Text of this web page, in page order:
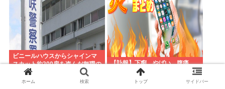
ビニールハウスからシャインマ
スカット約200房を盗んだ無職の
男逮捕 岡山
【訃報】下痢…やばい、腹痛
ホーム 検索 トップ サイドバー